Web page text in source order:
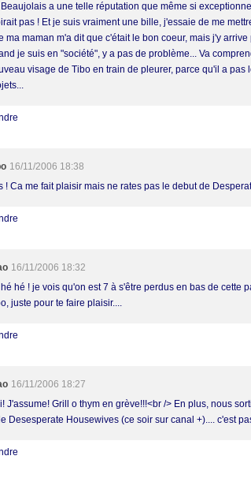
Beaujolais a une telle réputation que même si
pas ! Et je suis vraiment une bille, j'essaie de me
ma maman m'a dit que c'était le bon coeur, mais j'y
je suis en "société", y a pas de problème... Va
visage de Tibo en train de pleurer, parce qu'il a pas
16/11/2006 18:38
! Ca me fait plaisir mais ne rates pas le debut de
16/11/2006 18:32
hé hé ! je vois qu'on est 7 à s'être perdus en bas de cette
juste pour te faire plaisir....
16/11/2006 18:27
J'assume! Grill o thym en grève!!!<br /> En plus, nous
Desesperate Housewives (ce soir sur canal +).... c'est